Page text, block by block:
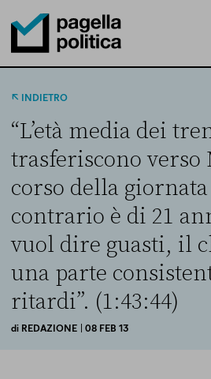
Pagella Politica Logo
INDIETRO
“L’età media dei
trasferiscono
corso della
contrario è di 21
vuol dire guasti, il
una parte
ritardi”. (1:43:44)
di REDAZIONE | 08 FEB 13